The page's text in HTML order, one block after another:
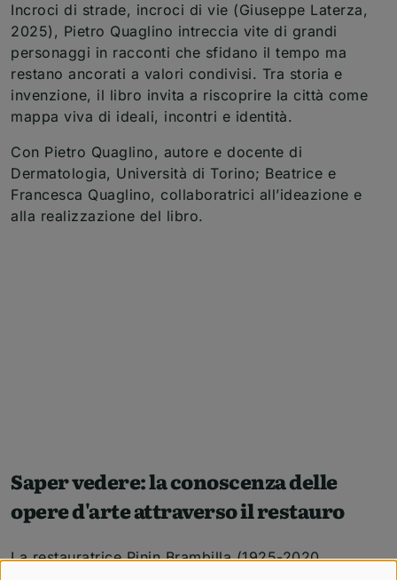
Incroci di strade, incroci di vie (Giuseppe Laterza,
2025), Pietro Quaglino intreccia vite di grandi
personaggi in racconti che sfidano il tempo ma
restano ancorati a valori condivisi. Tra storia e
invenzione, il libro invita a riscoprire la città come
mappa viva di ideali, incontri e identità.
Con Pietro Quaglino, autore e docente di
Dermatologia, Università di Torino; Beatrice e
Francesca Quaglino, collaboratrici all’ideazione e
alla realizzazione del libro.
Saper vedere: la conoscenza delle
opere d'arte attraverso il restauro
La restauratrice Pinin Brambilla (1925-2020,